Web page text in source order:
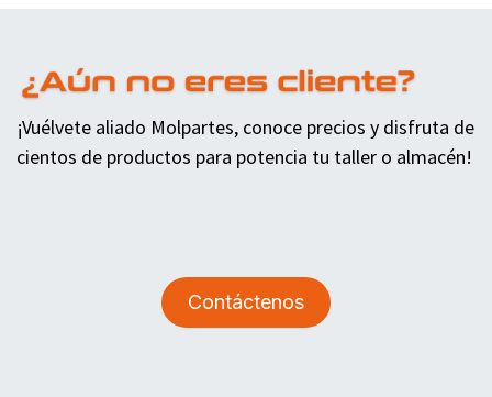
¡Vuélvete aliado Molpartes, conoce precios y disfruta de
cientos de productos para potencia tu taller o almacén!
Contáctenos